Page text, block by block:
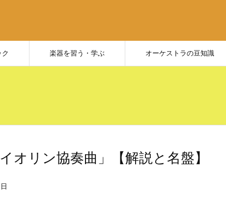
楽器を習う・学ぶ オーケストラの豆知識
オリン協奏曲」【解説と名盤】